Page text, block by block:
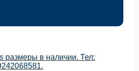
размеры в наличии. Тел: